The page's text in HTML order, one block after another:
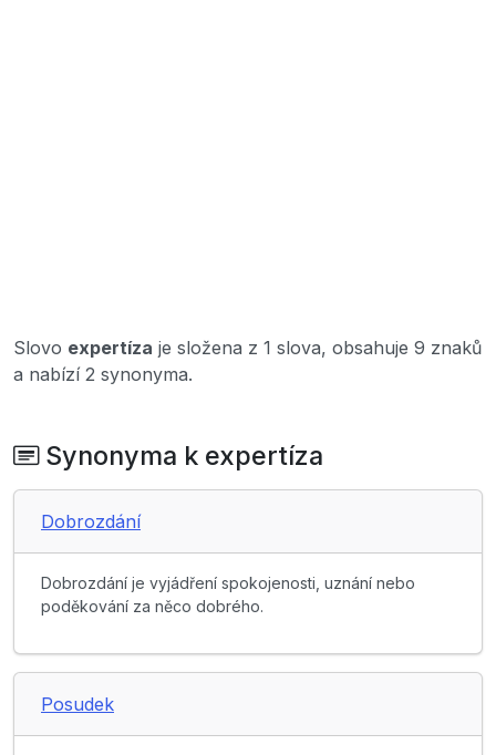
Slovo expertíza je složena z 1 slova, obsahuje 9 znaků
a nabízí 2 synonyma.
Synonyma k expertíza
Dobrozdání
Dobrozdání je vyjádření spokojenosti, uznání nebo
poděkování za něco dobrého.
Posudek